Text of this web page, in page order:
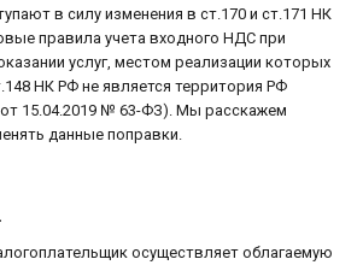
в силу изменения в ст.170 и ст.171 НК
правила учета входного НДС при
услуг, местом реализации которых
НК РФ не является территория РФ
15.04.2019 № 63-ФЗ). Мы расскажем
данные поправки.
осуществляет облагаемую